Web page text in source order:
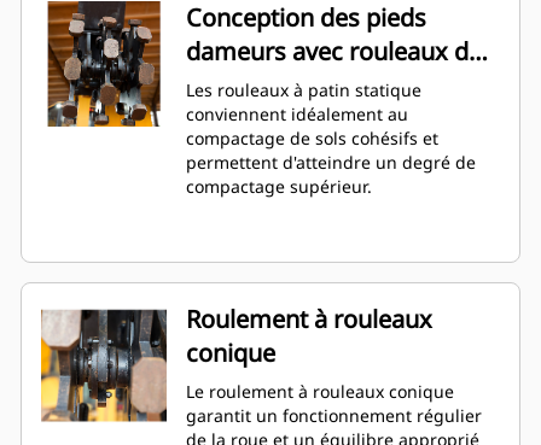
Conception des pieds
dameurs avec rouleaux de
patin statiques
Les rouleaux à patin statique
conviennent idéalement au
compactage de sols cohésifs et
permettent d'atteindre un degré de
compactage supérieur.
Roulement à rouleaux
conique
Le roulement à rouleaux conique
garantit un fonctionnement régulier
de la roue et un équilibre approprié